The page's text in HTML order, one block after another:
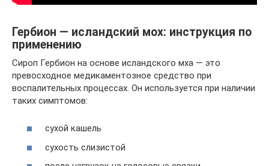
Гербион — исландский мох: инструкция по
применению
Сироп Гербион на основе исландского мха — это
превосходное медикаментозное средство при
воспалительных процессах. Он используется при наличии
таких симптомов:
сухой кашель
сухость слизистой